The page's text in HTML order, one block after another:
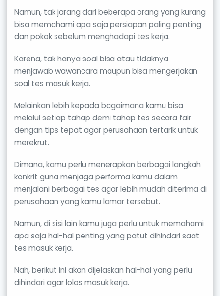
Namun, tak jarang dari beberapa orang yang kurang
bisa memahami apa saja persiapan paling penting
dan pokok sebelum menghadapi tes kerja.
Karena, tak hanya soal bisa atau tidaknya
menjawab wawancara maupun bisa mengerjakan
soal tes masuk kerja.
Melainkan lebih kepada bagaimana kamu bisa
melalui setiap tahap demi tahap tes secara fair
dengan tips tepat agar perusahaan tertarik untuk
merekrut.
Dimana, kamu perlu menerapkan berbagai langkah
konkrit guna menjaga performa kamu dalam
menjalani berbagai tes agar lebih mudah diterima di
perusahaan yang kamu lamar tersebut.
Namun, di sisi lain kamu juga perlu untuk memahami
apa saja hal-hal penting yang patut dihindari saat
tes masuk kerja.
Nah, berikut ini akan dijelaskan hal-hal yang perlu
dihindari agar lolos masuk kerja.